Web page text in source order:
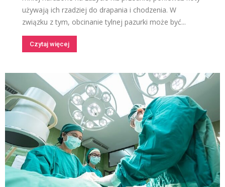
używają ich rzadziej do drapania i chodzenia. W
związku z tym, obcinanie tylnej pazurki może być...
Czytaj więcej